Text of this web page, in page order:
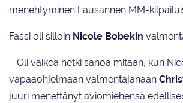
menehtyminen Lausannen MM-
Fassi oli silloin Nicole Bobekin
– Oli vaikea hetki sanoa mitään, kun
vapaaohjelmaan valmentajanaan
juuri menettänyt aviomiehensä